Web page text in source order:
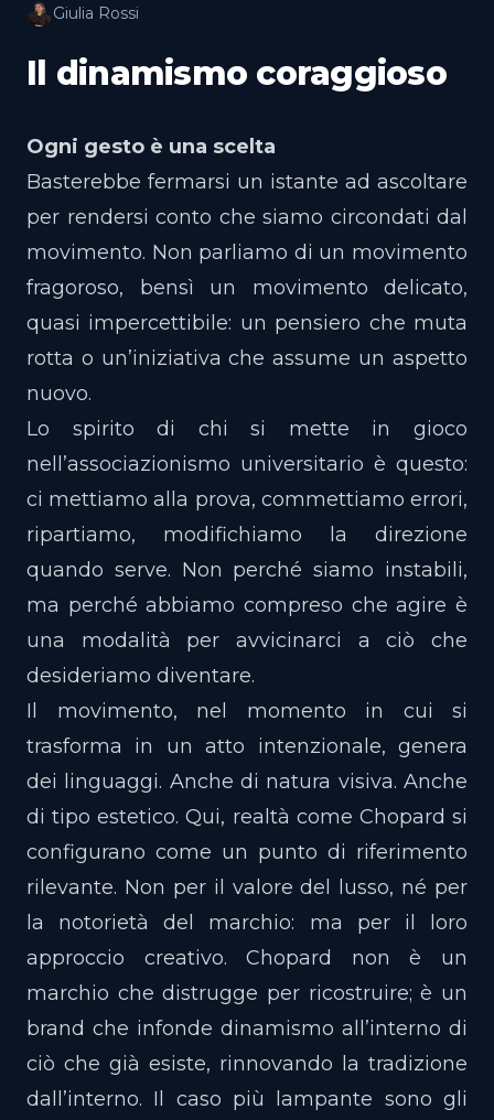
Giulia Rossi
Il dinamismo coraggioso
Ogni gesto è una scelta
Basterebbe fermarsi un istante ad ascoltare
per rendersi conto che siamo circondati dal
movimento. Non parliamo di un movimento
fragoroso, bensì un movimento delicato,
quasi impercettibile: un pensiero che muta
rotta o un’iniziativa che assume un aspetto
nuovo.
Lo spirito di chi si mette in gioco
nell’associazionismo universitario è questo:
ci mettiamo alla prova, commettiamo errori,
ripartiamo, modifichiamo la direzione
quando serve. Non perché siamo instabili,
ma perché abbiamo compreso che agire è
una modalità per avvicinarci a ciò che
desideriamo diventare.
Il movimento, nel momento in cui si
trasforma in un atto intenzionale, genera
dei linguaggi. Anche di natura visiva. Anche
di tipo estetico. Qui, realtà come Chopard si
configurano come un punto di riferimento
rilevante. Non per il valore del lusso, né per
la notorietà del marchio: ma per il loro
approccio creativo. Chopard non è un
marchio che distrugge per ricostruire; è un
brand che infonde dinamismo all’interno di
ciò che già esiste, rinnovando la tradizione
dall’interno. Il caso più lampante sono gli